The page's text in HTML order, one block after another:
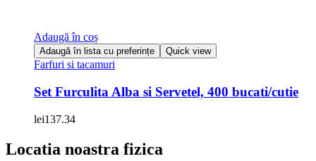
Adaugă în coș
Adaugă în lista cu preferințe Quick view
Farfuri si tacamuri
Set Furculita Alba si Servetel, 400 bucati/cutie
lei137.34
Locatia noastra fizica